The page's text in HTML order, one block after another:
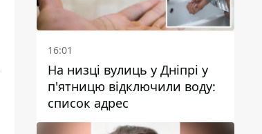
16:01
На низці вулиць у Дніпрі у
п'ятницю відключили воду:
список адрес